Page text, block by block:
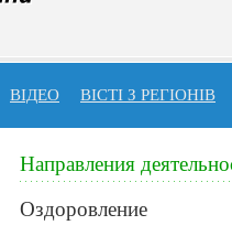
ВІДЕО ВІСТІ З РЕГІОНІВ
Направления
Оздоровление